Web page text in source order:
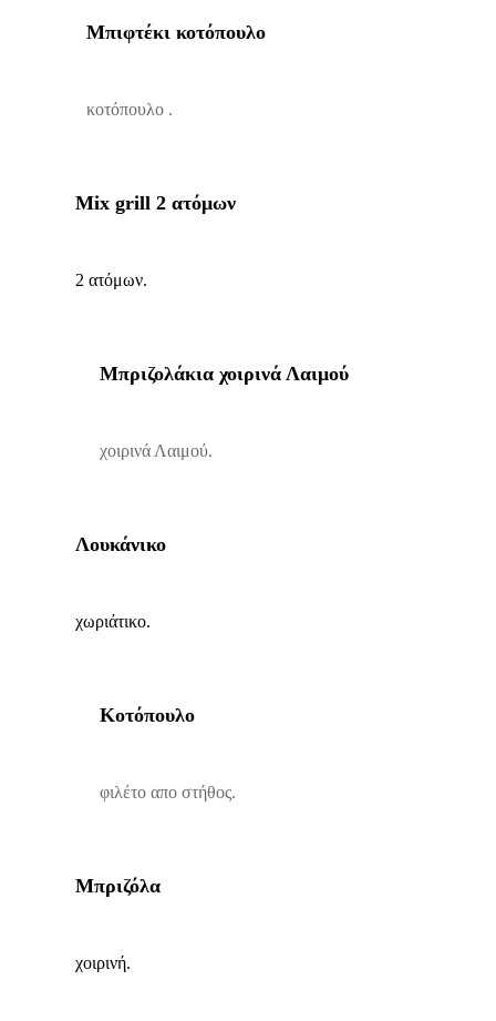
Μπιφτέκι κοτόπουλο
κοτόπουλο .
Mix grill 2 ατόμων
2 ατόμων.
Μπριζολάκια χοιρινά Λαιμού
χοιρινά Λαιμού.
Λουκάνικο
χωριάτικο.
Κοτόπουλο
φιλέτο απο στήθος.
Μπριζόλα
χοιρινή.